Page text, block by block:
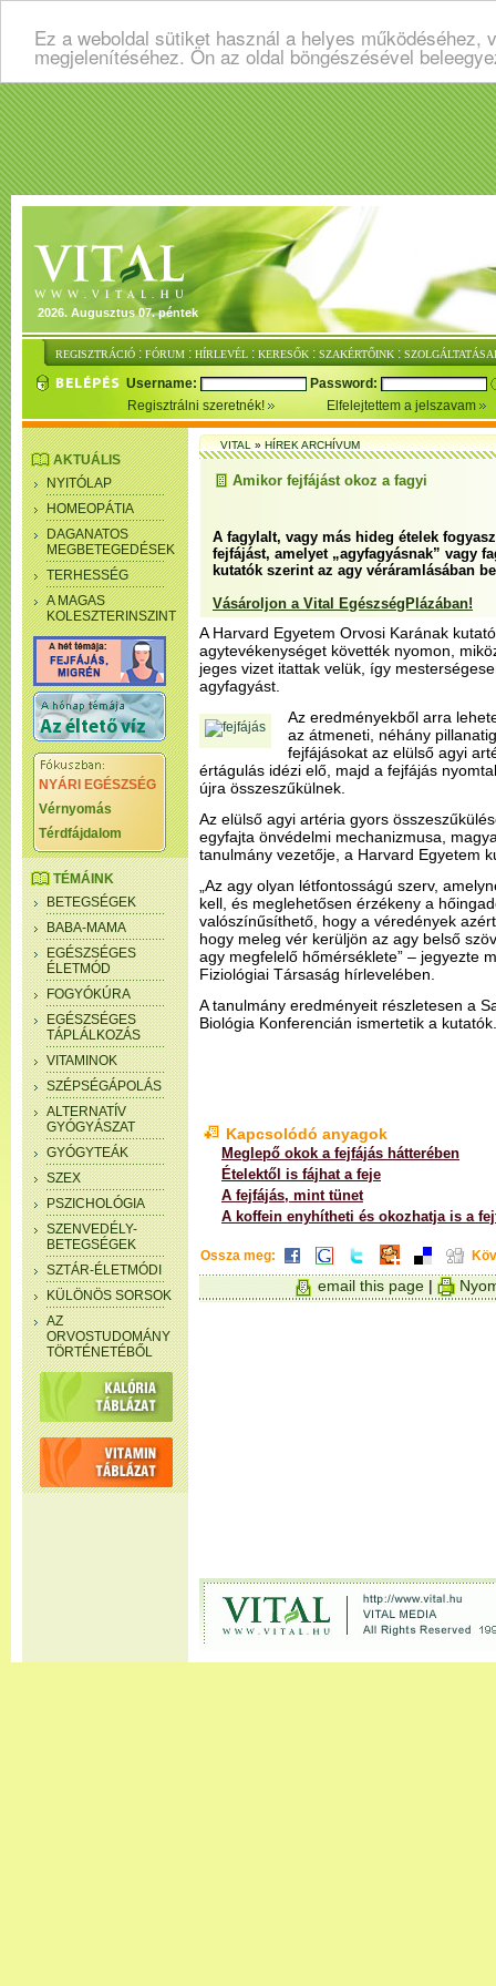
Ez a weboldal sütiket használ a helyes
megjelenítéséhez. Ön az oldal böngészésével
2026. Augusztus 07. péntek
REGISZTRÁCIÓ : FÓRUM : HÍRLEVÉL : KERESŐK : SZAKÉRTŐINK :
Username:
Password:
Regisztrálni szeretnék!
Elfelejtettem a jelszavam
AKTUÁLIS
NYITÓLAP
HOMEOPÁTIA
DAGANATOS
MEGBETEGEDÉSEK
TERHESSÉG
A MAGAS
KOLESZTERINSZINT
NYÁRI EGÉSZSÉG
Vérnyomás
Térdfájdalom
TÉMÁINK
BETEGSÉGEK
BABA-MAMA
EGÉSZSÉGES
ÉLETMÓD
FOGYÓKÚRA
EGÉSZSÉGES
TÁPLÁLKOZÁS
VITAMINOK
SZÉPSÉGÁPOLÁS
ALTERNATÍV
GYÓGYÁSZAT
GYÓGYTEÁK
SZEX
PSZICHOLÓGIA
SZENVEDÉLY-
BETEGSÉGEK
SZTÁR-ÉLETMÓDI
KÜLÖNÖS SORSOK
AZ
ORVOSTUDOMÁNY
TÖRTÉNETÉBŐL
VITAL»HÍREK ARCHÍVUM
Amikor fejfájást okoz a fagyi
A fagylalt, vagy más hideg ételek
fejfájást, amelyet „agyfagyásnak” vagy
kutatók szerint az agy véráramlásában
Vásároljon a Vital EgészségPlázában!
A Harvard Egyetem Orvosi Karának
agytevékenységet követték nyomon,
jeges vizet itattak velük, így
agyfagyást.
Az eredményekből arra
az átmeneti, néhány
fejfájásokat az elülső agyi
értágulás idézi elő, majd a fejfájás
újra összeszűkülnek.
Az elülső agyi artéria gyors
egyfajta önvédelmi mechanizmusa,
tanulmány vezetője, a Harvard Egyetem
„Az agy olyan létfontosságú szerv,
kell, és meglehetősen érzékeny a
valószínűsíthető, hogy a véredények
hogy meleg vér kerüljön az agy belső
agy megfelelő hőmérséklete” – jegyezte
Fiziológiai Társaság hírlevelében.
A tanulmány eredményeit részletesen a
Biológia Konferencián ismertetik a kutatók.
Kapcsolódó anyagok
Meglepő okok a fejfájás hátterében
Ételektől is fájhat a feje
A fejfájás, mint tünet
A koffein enyhítheti és okozhatja is a
Ossza meg:
email this page |